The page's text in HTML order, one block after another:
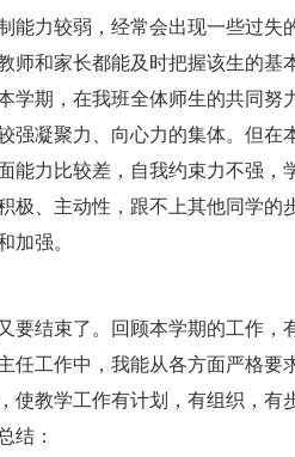
能力较弱，经常会出现一些过失
师和家长都能及时把握该生的基
学期，在我班全体师生的共同努
强凝聚力、向心力的集体。但在
能力比较差，自我约束力不强，
极、主动性，跟不上其他同学的
加强。
要结束了。回顾本学期的工作，
任工作中，我能从各方面严格要
使教学工作有计划，有组织，有
结：